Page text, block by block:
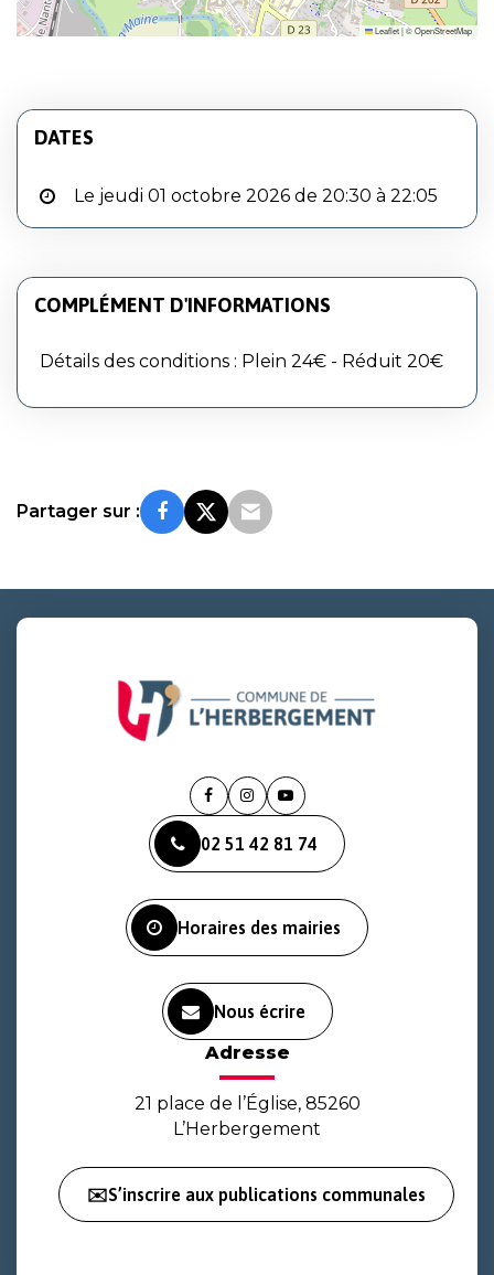
Leaflet|©OpenStreetMap
DATES
Le jeudi 01 octobre 2026 de 20:30 à 22:05
COMPLÉMENT D'INFORMATIONS
Détails des conditions : Plein 24€ - Réduit 20€
Partager sur :
Lien
le
compte
Lien
le
compte
Lien
la
chaîne
02 51 42 81 74
Horaires des mairies
Nous écrire
Adresse
21 place de l’Église, 85260
L’Herbergement
✉️S’inscrire aux publications communales